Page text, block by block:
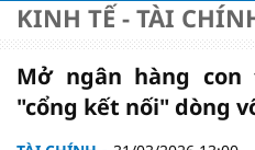
KINH TẾ - TÀI
Mở ngân hàng
"cổng kết nối" dòng